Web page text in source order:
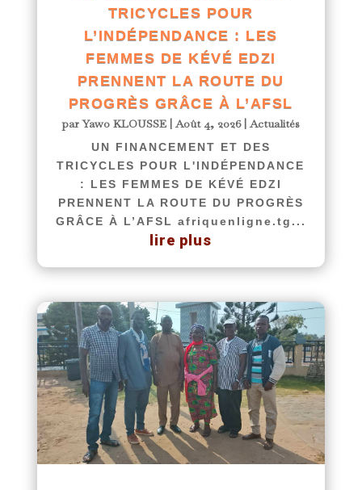
TRICYCLES POUR
L’INDÉPENDANCE : LES
FEMMES DE KÉVÉ EDZI
PRENNENT LA ROUTE DU
PROGRÈS GRÂCE À L’AFSL
parYawo KLOUSSE |Août 4, 2026|Actualités
UN FINANCEMENT ET DES
TRICYCLES POUR L'INDÉPENDANCE
: LES FEMMES DE KÉVÉ EDZI
PRENNENT LA ROUTE DU PROGRÈS
GRÂCE À L’AFSL afriquenligne.tg...
lire plus